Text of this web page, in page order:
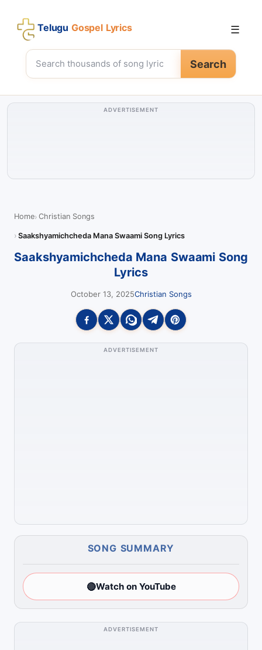
Telugu Gospel Lyrics
Search
☰
ADVERTISEMENT
Home Christian Songs
Saakshyamichcheda Mana Swaami Song Lyrics
Saakshyamichcheda Mana Swaami Song
Lyrics
October 13, 2025Christian Songs
ADVERTISEMENT
SONG SUMMARY
🔴Watch on YouTube
ADVERTISEMENT